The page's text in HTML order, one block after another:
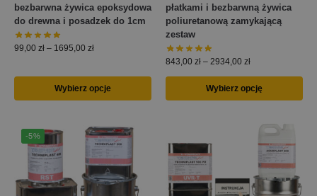
bezbarwna żywica epoksydowa
do drewna i posadzek do 1cm
99,00 zł – 1695,00 zł
Wybierz opcje
płatkami i bezbarwną żywica
poliuretanową zamykającą
zestaw
843,00 zł – 2934,00 zł
Wybierz opcję
-5%